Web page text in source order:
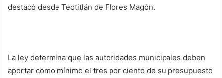
destacó desde Teotitlán de Flores Magón.
La ley determina que las autoridades municipales deben
aportar como mínimo el tres por ciento de su presupuesto